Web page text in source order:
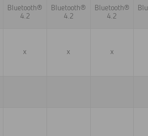
Bluetooth®
4.2
Bluetooth®
4.2
Bluetooth®
4.2
x x x